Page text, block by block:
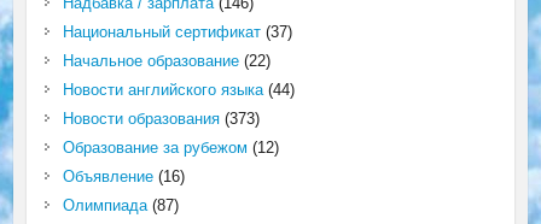
Национальный сертификат(37)
Начальное образование(22)
Новости английского языка(44)
Новости образования(373)
Образование за рубежом (12)
Объявление(16)
Олимпиада(87)